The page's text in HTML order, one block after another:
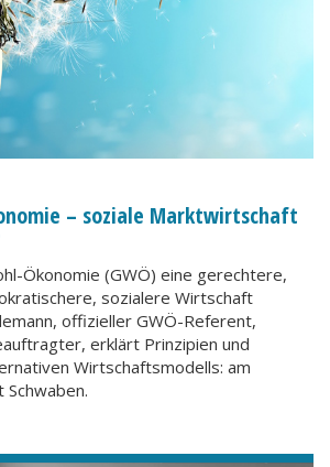
– soziale Marktwirtschaft
Ökonomie (GWÖ) eine gerechtere,
sozialere Wirtschaft
offizieller GWÖ-Referent,
erklärt Prinzipien und
Wirtschaftsmodells: am